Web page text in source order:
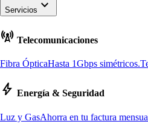
Servicios keyboard_arrow_down
cell_tower Telecomunicaciones
Fibra ÓpticaHasta 1Gbps simétricos.
bolt Energía & Seguridad
Luz y GasAhorra en tu factura